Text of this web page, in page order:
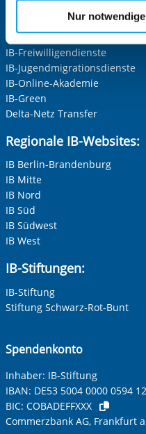
Cookies, die erforderlich
aufgerufenen und somit
Funktionen sind. Diese
berechtigter Interessen
Nur
Diplom-
Studentische
BFD-ler
werden.
mit dysfunktionalen
Verhaltensmustern
Impulskontrolle,
Frau
Herr
Neutrale Anrede
Unternehmen
Nachname, Vorname*
Adresse (PLZ, Ort, Strasse)
Ihre E-Mail-Adresse
Ihre Telefonnummer
Betreff ihrer Anfrage
Ihre Nachricht*
IB-Kindertageseinrichtungen
IB-Freiwilligendienste
IB-Jugendmigrationsdienste
IB-Online-Akademie
IB-Green
Delta-Netz Transfer
Regionale IB-Websites:
IB Berlin-Brandenburg
IB Mitte
IB Nord
IB Süd
IB Südwest
IB West
IB-Stiftungen:
IB-Stiftung
Stiftung Schwarz-Rot-Bunt
Spendenkonto
Inhaber: IB-Stiftung
IBAN: DE53 5004 0000 0594
BIC: COBADEFFXXX
Commerzbank AG, Frankfurt